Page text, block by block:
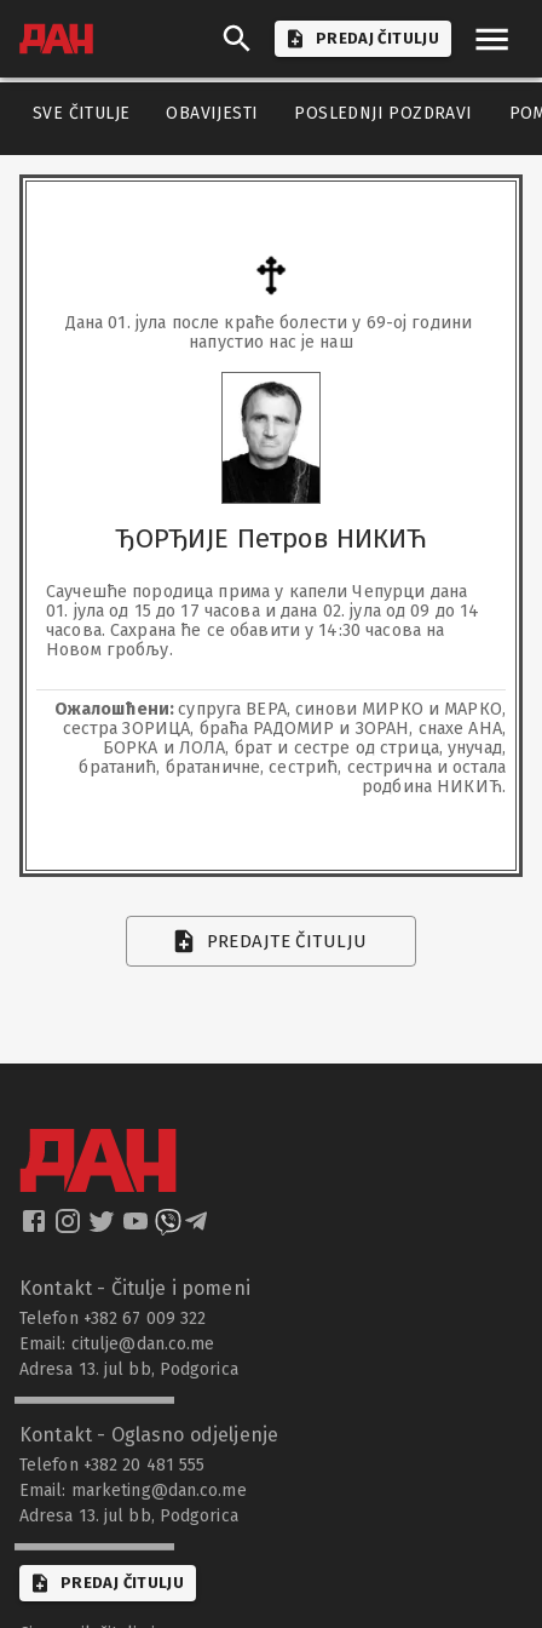
PREDAJ ČITULJU
SVE ČITULJE OBAVIJESTI POSLEDNJI POZDRAVI
Дана 01. јула после краће болести у 69-ој години
напустио нас је наш
ЂОРЂИЈЕ Петров НИКИЋ
Саучешће породица прима у капели Чепурци дана
01. јула од 15 до 17 часова и дана 02. јула од 09 до 14
часова. Сахрана ће се обавити у 14:30 часова на
Новом гробљу.
Ожалошћени:супруга ВЕРА, синови МИРКО и МАРКО,
сестра ЗОРИЦА, браћа РАДОМИР и ЗОРАН, снахе АНА,
БОРКА и ЛОЛА, брат и сестре од стрица, унучад,
братанић, братаничне, сестрић, сестрична и остала
родбина НИКИЋ.
PREDAJTE ČITULJU
Kontakt - Čitulje i pomeni
Telefon +382 67 009 322
Email: citulje@dan.co.me
Adresa 13. jul bb, Podgorica
Kontakt - Oglasno odjeljenje
Telefon +382 20 481 555
Email: marketing@dan.co.me
Adresa 13. jul bb, Podgorica
PREDAJ ČITULJU